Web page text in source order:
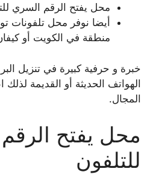
محل يفتح الرقم السري
منطقة في الكويت أو
خبرة و حرفية كبيرة في تنزيل
الهواتف الحديثة أو القديمة لذلك
المجال.
محل يفتح
للتلفون